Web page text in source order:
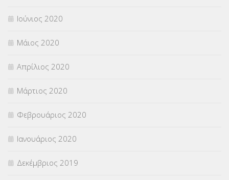
Ιούνιος 2020
Μάιος 2020
Απρίλιος 2020
Μάρτιος 2020
Φεβρουάριος 2020
Ιανουάριος 2020
Δεκέμβριος 2019